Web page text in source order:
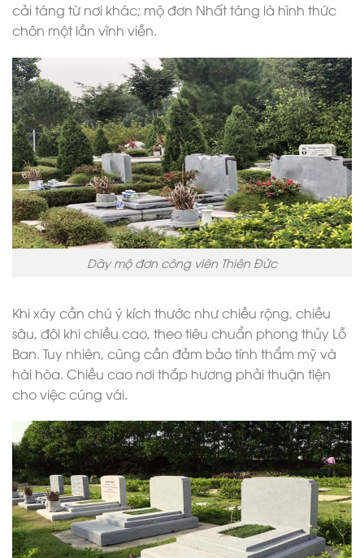
cải táng từ nơi khác; mộ đơn Nhất táng là hình thức
chôn một lần vĩnh viễn.
Dãy mộ đơn công viên Thiên Đức
Khi xây cần chú ý kích thước như chiều rộng, chiều
sâu, đôi khi chiều cao, theo tiêu chuẩn phong thủy Lỗ
Ban. Tuy nhiên, cũng cần đảm bảo tính thẩm mỹ và
hài hòa. Chiều cao nơi thắp hương phải thuận tiện
cho việc cúng vái.